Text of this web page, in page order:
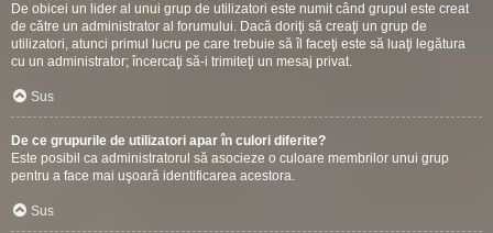
De obicei un lider al unui grup de utilizatori este numit când grupul este creat
de către un administrator al forumului. Dacă doriţi să creaţi un grup de
utilizatori, atunci primul lucru pe care trebuie să îl faceţi este să luaţi legătura
cu un administrator; încercaţi să-i trimiteţi un mesaj privat.
Sus
De ce grupurile de utilizatori apar în culori diferite?
Este posibil ca administratorul să asocieze o culoare membrilor unui grup
pentru a face mai uşoară identificarea acestora.
Sus